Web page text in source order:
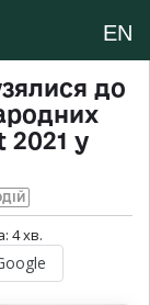
EN
до
2021 у
4хв.